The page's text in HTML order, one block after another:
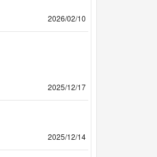
2026/02/10
2025/12/17
2025/12/14